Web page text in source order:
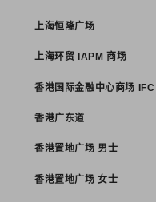
上海恒隆广场
上海环贸 IAPM 商场
香港国际金融中心商场
香港广东道
香港置地广场 男士
香港置地广场 女士